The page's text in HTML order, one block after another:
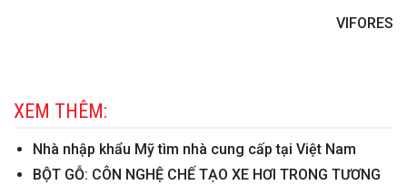
VIFORES
XEM THÊM:
Nhà nhập khẩu Mỹ tìm nhà cung cấp tại Việt Nam
BỘT GỖ: CÔN NGHỆ CHẾ TẠO XE HƠI TRONG TƯƠNG